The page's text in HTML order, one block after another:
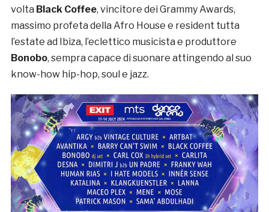
volta Black Coffee, vincitore dei Grammy Awards,
massimo profeta della Afro House e resident tutta
l’estate ad Ibiza, l’eclettico musicista e produttore
Bonobo, sempra capace di suonare attingendo al suo
know-how hip-hop, soul e jazz.